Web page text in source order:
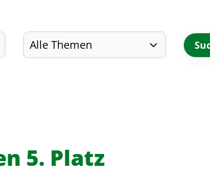
5. Platz